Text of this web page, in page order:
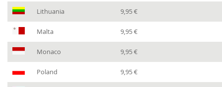
Lithuania 9,95 €
Malta 9,95 €
Monaco 9,95 €
Poland 9,95 €